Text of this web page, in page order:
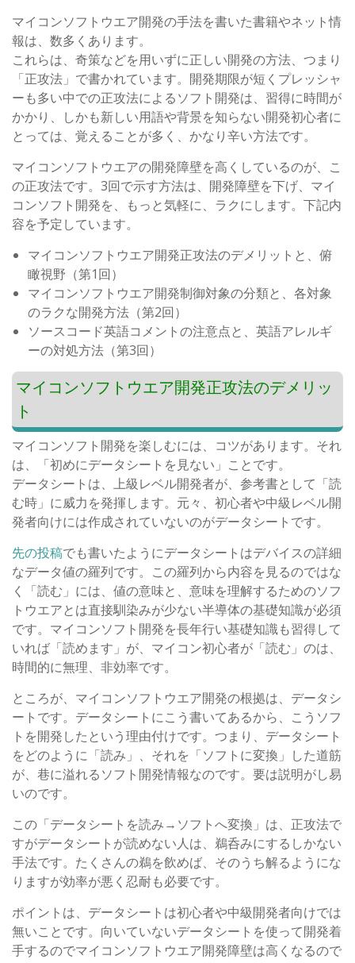
マイコンソフトウエア開発の手法を書いた書籍やネット情
報は、数多くあります。
これらは、奇策などを用いずに正しい開発の方法、つまり
「正攻法」で書かれています。開発期限が短くプレッシャ
ーも多い中での正攻法によるソフト開発は、習得に時間が
かかり、しかも新しい用語や背景を知らない開発初心者に
とっては、覚えることが多く、かなり辛い方法です。
マイコンソフトウエアの開発障壁を高くしているのが、こ
の正攻法です。3回で示す方法は、開発障壁を下げ、マイ
コンソフト開発を、もっと気軽に、ラクにします。下記内
容を予定しています。
マイコンソフトウエア開発正攻法のデメリットと、俯
瞰視野（第1回）
マイコンソフトウエア開発制御対象の分類と、各対象
のラクな開発方法（第2回）
ソースコード英語コメントの注意点と、英語アレルギ
ーの対処方法（第3回）
マイコンソフトウエア開発正攻法のデメリッ
ト
マイコンソフト開発を楽しむには、コツがあります。それ
は、「初めにデータシートを見ない」ことです。
データシートは、上級レベル開発者が、参考書として「読
む時」に威力を発揮します。元々、初心者や中級レベル開
発者向けには作成されていないのがデータシートです。
先の投稿でも書いたようにデータシートはデバイスの詳細
なデータ値の羅列です。この羅列から内容を見るのではな
く「読む」には、値の意味と、意味を理解するためのソフ
トウエアとは直接馴染みが少ない半導体の基礎知識が必須
です。マイコンソフト開発を長年行い基礎知識も習得して
いれば「読めます」が、マイコン初心者が「読む」のは、
時間的に無理、非効率です。
ところが、マイコンソフトウエア開発の根拠は、データシ
ートです。データシートにこう書いてあるから、こうソフ
トを開発したという理由付けです。つまり、データシート
をどのように「読み」、それを「ソフトに変換」した道筋
が、巷に溢れるソフト開発情報なのです。要は説明がし易
いのです。
この「データシートを読み→ソフトへ変換」は、正攻法で
すがデータシートが読めない人は、鵜呑みにするしかない
手法です。たくさんの鵜を飲めば、そのうち解るようにな
りますが効率が悪く忍耐も必要です。
ポイントは、データシートは初心者や中級開発者向けでは
無いことです。向いていないデータシートを使って開発着
手するのでマイコンソフトウエア開発障壁は高くなるので